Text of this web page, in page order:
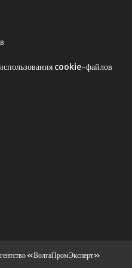
cookie-файлов
«ВолгаПромЭксперт»